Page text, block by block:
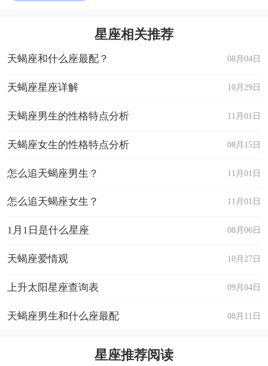
星座相关推荐
08月04日
天蝎座和什么座最配？
10月29日
天蝎座星座详解
11月01日
天蝎座男生的性格特点分析
08月15日
天蝎座女生的性格特点分析
11月01日
怎么追天蝎座男生？
11月01日
怎么追天蝎座女生？
08月06日
1月1日是什么星座
10月27日
天蝎座爱情观
09月04日
上升太阳星座查询表
08月11日
天蝎座男生和什么座最配
星座推荐阅读